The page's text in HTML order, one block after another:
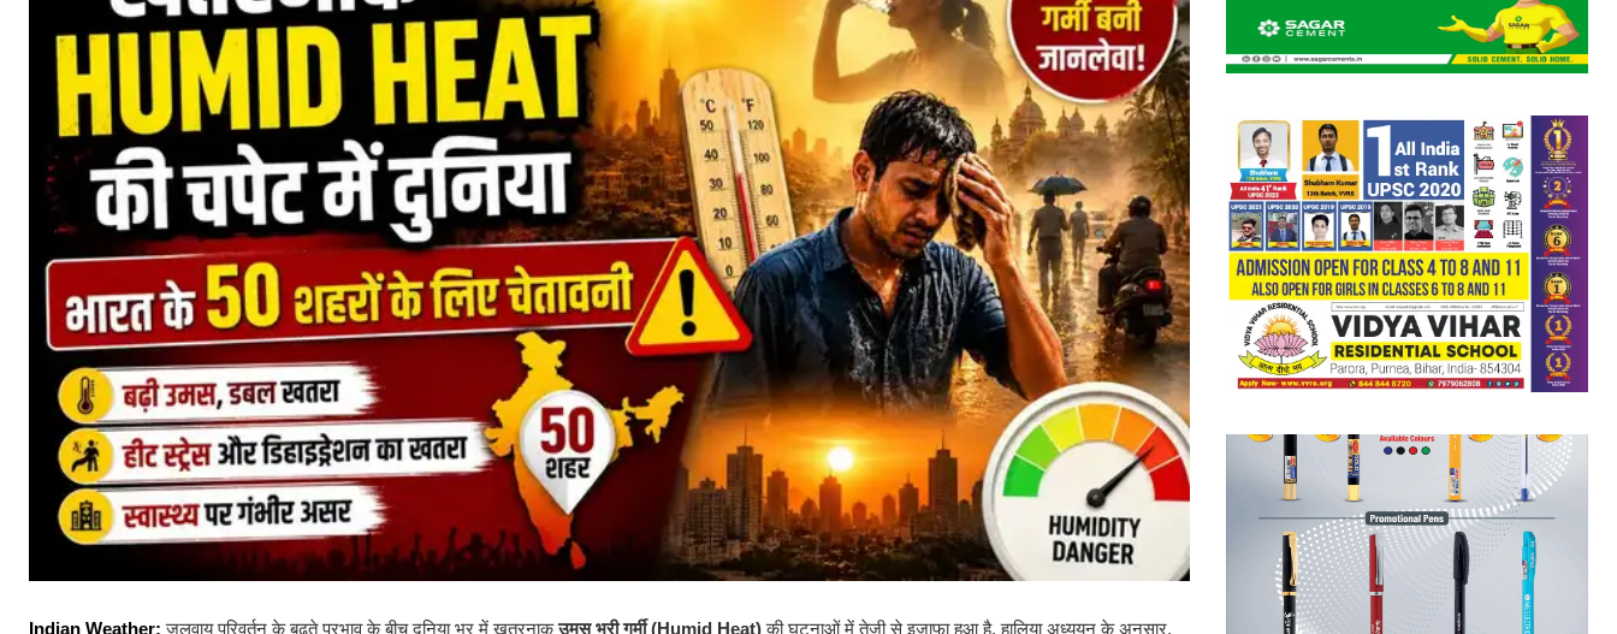
Indian Weather: जलवायु परिवर्तन के बढ़ते प्रभाव के बीच दुनिया भर में खतरनाकउमस भरी गर्मी (Humid Heat)की घटनाओं में तेजी से इजाफा हुआ है. हालिया अध्ययन के अनुसार,